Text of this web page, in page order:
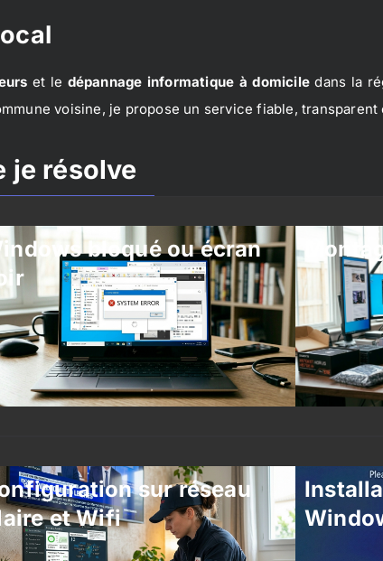
et le dépannage informatique à domicile dans la
voisine, je propose un service fiable, transparent
je résolve
bloqué ou écran
sur réseau
et Wifi